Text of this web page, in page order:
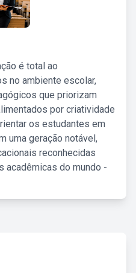
é total ao
no ambiente escolar,
que priorizam
por criatividade
os estudantes em
uma geração notável,
reconhecidas
acadêmicas do mundo -